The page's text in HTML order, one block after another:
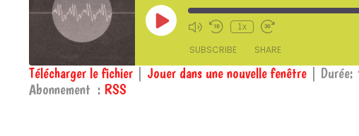
Play
Episode
1x
SUBSCRIBE SHARE
RSS
SHARE
Télécharger le fichier Jouer dans une nouvelle fenêtre
Abonnement : RSS